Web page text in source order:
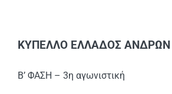
ΚΥΠΕΛΛΟ ΕΛΛΑΔΟΣ ΑΝΔΡΩΝ
Β’ ΦΑΣΗ – 3η αγωνιστική